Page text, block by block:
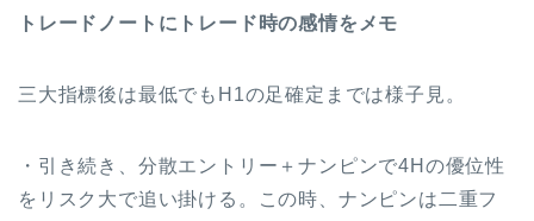
トレードノートにトレード時の感情をメモ
三大指標後は最低でもH1の足確定までは様子見。
・引き続き、分散エントリー＋ナンピンで4Hの優位性
をリスク大で追い掛ける。この時、ナンピンは二重フ